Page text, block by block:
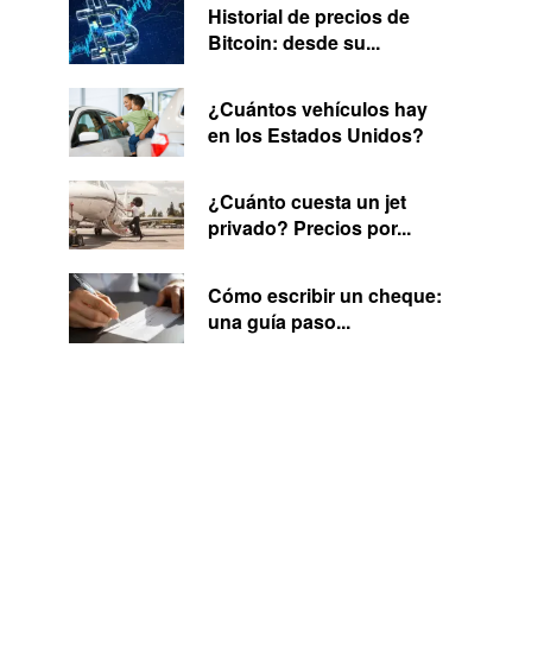
Historial de precios de
Bitcoin: desde su...
¿Cuántos vehículos hay
en los Estados Unidos?
¿Cuánto cuesta un jet
privado? Precios por...
Cómo escribir un cheque:
una guía paso...